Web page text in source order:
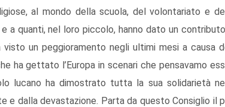
al mondo della scuola, del volontariato e
e a quanti, nel loro piccolo, hanno dato un
visto un peggioramento negli ultimi mesi a causa
ha gettato l’Europa in scenari che pensavamo
lucano ha dimostrato tutta la sua solidarietà
e dalla devastazione. Parta da questo Consiglio il